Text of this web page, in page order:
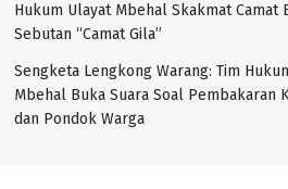
Hukum Ulayat Mbehal Skakmat Camat
Sebutan “Camat Gila”
Sengketa Lengkong Warang: Tim
Mbehal Buka Suara Soal Pembakaran
dan Pondok Warga